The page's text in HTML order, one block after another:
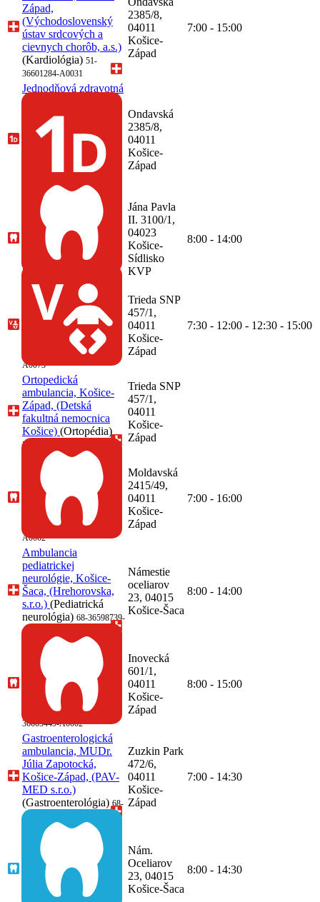
Západ,
(Východoslovenský
ústav srdcových a
cievnych chorôb, a.s.)
(Kardiológia) 51-
36601284-A0031
2385/8,
04011
Košice-
Západ
7:00 - 15:00
Jednodňová zdravotná
starostlivosť, cievna
chirurgia, Košice-
Západ,
(Východoslovenský
ústav srdcových a
cievnych chorôb, a.s.)
36601284-A0032
Ondavská
2385/8,
04011
Košice-
Západ
Ambulancia zubného
lekárstva, Košice-
Sídlisko KVP,
(stomatologke s.r.o.)
(Zubné lekárstvo)
55014488-A0001
Jána Pavla
II. 3100/1,
04023
Košice-
Sídlisko
KVP
8:00 - 14:00
Všeobecná
ambulancia pre deti a
dorast, Košice-Západ,
(Detská fakultná
nemocnica Košice)
51-00606715-
A0073
Trieda SNP
457/1,
04011
Košice-
Západ
7:30 - 12:00 - 12:30 - 15:00
Ortopedická
ambulancia, Košice-
Západ, (Detská
fakultná nemocnica
Košice) (Ortopédia)
51-00606715-A0072
Trieda SNP
457/1,
04011
Košice-
Západ
Ambulancia zubného
lekárstva, MDDr. Ján
Kolesár, Košice-
Západ, (S - Denta
s.r.o.)
(Zubné
lekárstvo)
68-47238542-
A0002
Moldavská
2415/49,
04011
Košice-
Západ
7:00 - 16:00
Ambulancia
pediatrickej
neurológie, Košice-
Šaca, (Hrehorovska,
s.r.o.) (Pediatrická
neurológia) 68-36598739-
A0002
Námestie
oceliarov
23, 04015
Košice-Šaca
8:00 - 14:00
Ambulancia zubného
lekárstva, MUDr.
Dagmar Ledecká,
Košice-Západ,
(ZUBKY s. r. o.)
(Zubné lekárstvo)
36603449-A0002
Inovecká
601/1,
04011
Košice-
Západ
8:00 - 15:00
Gastroenterologická
ambulancia, MUDr.
Júlia Zapotocká,
Košice-Západ, (PAV-
MED s.r.o.)
(Gastroenterológia) 68-
47175371-A0003
Zuzkin Park
472/6,
04011
Košice-
Západ
7:00 - 14:30
Ambulancia čeľustnej
ortopédie, MDDR.
Diana Kováčiková,
Košice-Šaca, (Santa
Apollonia s. r. o.)
(čeľustná ortopédia)
Nám.
Oceliarov
23, 04015
Košice-Šaca
8:00 - 14:30